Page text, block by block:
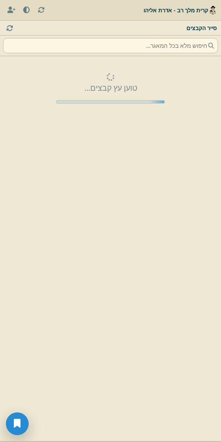
קרית מלך רב - אדרת אליהו
סייר הקבצים
טוען עץ קבצים...